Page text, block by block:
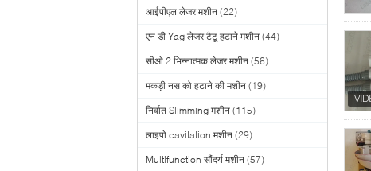
आईपीएल लेजर मशीन (22)
एन डी Yag लेजर टैटू हटाने मशीन (44)
सीओ 2 भिन्नात्मक लेजर मशीन (56)
मकड़ी नस को हटाने की मशीन (19)
निर्वात Slimming मशीन (115)
लाइपो cavitation मशीन (29)
Multifunction सौंदर्य मशीन (57)